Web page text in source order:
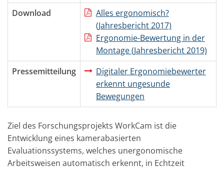
Download
Alles ergonomisch?
(Jahresbericht 2017)
Ergonomie-Bewertung in der
Montage (Jahresbericht 2019)
Pressemitteilung
Digitaler Ergonomiebewerter
erkennt ungesunde
Bewegungen
Ziel des Forschungsprojekts WorkCam ist die
Entwicklung eines kamerabasierten
Evaluationssystems, welches unergonomische
Arbeitsweisen automatisch erkennt, in Echtzeit